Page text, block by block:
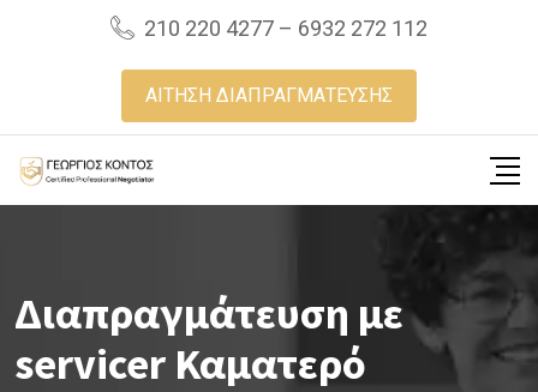
210 220 4277 – 6932 272 112
ΑΙΤΗΣΗ ΔΙΑΠΡΑΓΜΑΤΕΥΣΗΣ
Διαπραγμάτευση με
servicer Καματερό